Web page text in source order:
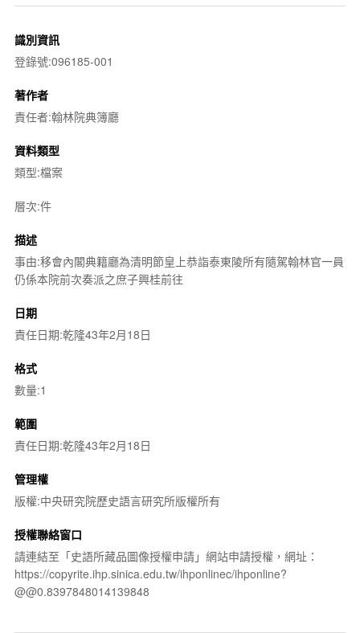
識別資訊
登錄號:096185-001
著作者
責任者:翰林院典簿廳
資料類型
類型:檔案
層次:件
描述
事由:移會內閣典籍廳為清明節皇上恭詣泰東陵所有隨駕翰林官一員
仍係本院前次奏派之庶子興桂前往
日期
責任日期:乾隆43年2月18日
格式
數量:1
範圍
責任日期:乾隆43年2月18日
管理權
版權:中央研究院歷史語言研究所版權所有
授權聯絡窗口
請連結至「史語所藏品圖像授權申請」網站申請授權，網址：
https://copyrite.ihp.sinica.edu.tw/ihponlinec/ihponline?
@@0.8397848014139848